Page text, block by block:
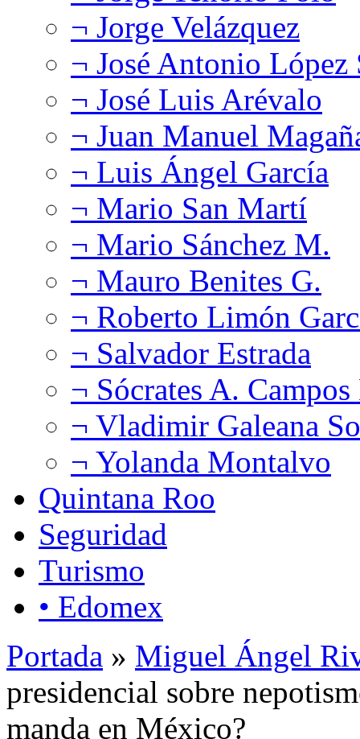
¬ Jorge Velázquez
¬ José Antonio López
¬ José Luis Arévalo
¬ Juan Manuel
¬ Luis Ángel García
¬ Mario San Martí
¬ Mario Sánchez M.
¬ Mauro Benites G.
¬ Roberto Limón
¬ Salvador Estrada
¬ Sócrates A.
¬ Vladimir Galeana
¬ Yolanda Montalvo
Quintana Roo
Seguridad
Turismo
• Edomex
Portada » Miguel Ángel
presidencial sobre
manda en México?